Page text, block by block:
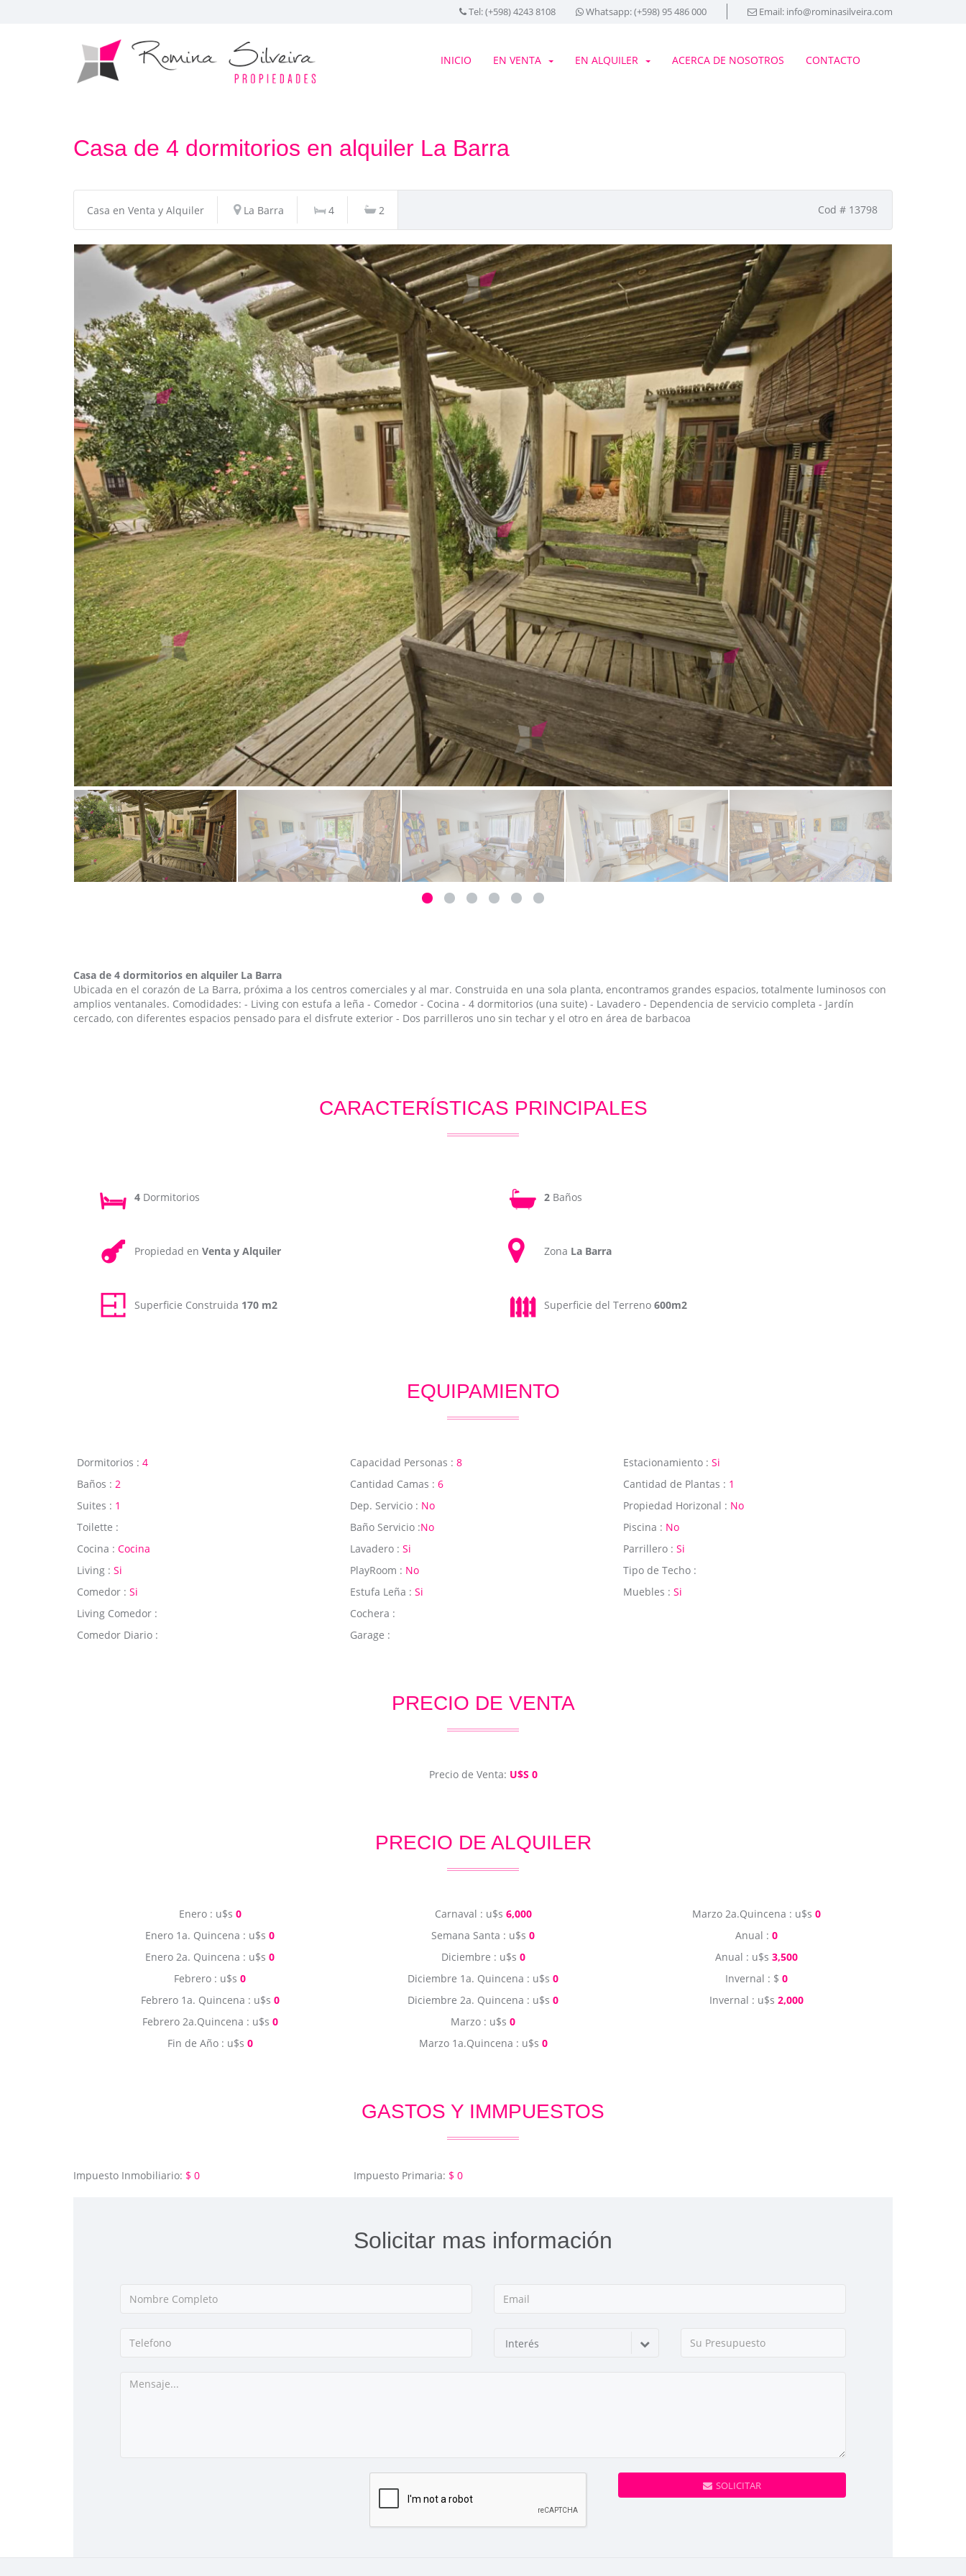
Tel: (+598) 4243 8108 Whatsapp: (+598) 95 486 000 Email: info@rominasilveira.com
INICIO EN VENTA EN ALQUILER ACERCA DE NOSOTROS CONTACTO
Casa de 4 dormitorios en alquiler La Barra
Casa en Venta y Alquiler La Barra 4 2 Cod # 13798
Casa de 4 dormitorios en alquiler La Barra
Ubicada en el corazón de La Barra, próxima a los centros comerciales y al mar. Construida en una sola planta, encontramos grandes espacios, totalmente luminosos con
amplios ventanales. Comodidades: - Living con estufa a leña - Comedor - Cocina - 4 dormitorios (una suite) - Lavadero - Dependencia de servicio completa - Jardín
cercado, con diferentes espacios pensado para el disfrute exterior - Dos parrilleros uno sin techar y el otro en área de barbacoa
CARACTERÍSTICAS PRINCIPALES
4 Dormitorios
Propiedad en Venta y Alquiler
Superficie Construida 170 m2
2 Baños
Zona La Barra
Superficie del Terreno 600m2
EQUIPAMIENTO
Dormitorios : 4
Baños : 2
Suites : 1
Toilette :
Cocina : Cocina
Living : Si
Comedor : Si
Living Comedor :
Comedor Diario :
Capacidad Personas : 8
Cantidad Camas : 6
Dep. Servicio : No
Baño Servicio :No
Lavadero : Si
PlayRoom : No
Estufa Leña : Si
Cochera :
Garage :
Estacionamiento : Si
Cantidad de Plantas : 1
Propiedad Horizonal : No
Piscina : No
Parrillero : Si
Tipo de Techo :
Muebles : Si
PRECIO DE VENTA
Precio de Venta: U$S 0
PRECIO DE ALQUILER
Enero : u$s 0
Enero 1a. Quincena : u$s 0
Enero 2a. Quincena : u$s 0
Febrero : u$s 0
Febrero 1a. Quincena : u$s 0
Febrero 2a.Quincena : u$s 0
Fin de Año : u$s 0
Carnaval : u$s 6,000
Semana Santa : u$s 0
Diciembre : u$s 0
Diciembre 1a. Quincena : u$s 0
Diciembre 2a. Quincena : u$s 0
Marzo : u$s 0
Marzo 1a.Quincena : u$s 0
Marzo 2a.Quincena : u$s 0
Anual : 0
Anual : u$s 3,500
Invernal : $ 0
Invernal : u$s 2,000
GASTOS Y IMMPUESTOS
Impuesto Inmobiliario: $ 0 Impuesto Primaria: $ 0
Solicitar mas información
Interés
SOLICITAR